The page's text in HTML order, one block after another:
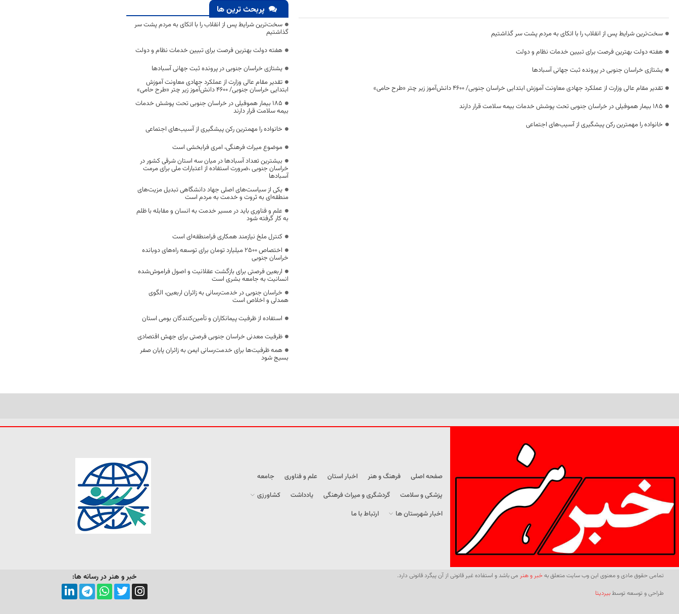
سخت‌ترین شرایط پس از انقلاب را با اتکای به مردم پشت سر گذاشتیم
هفته دولت بهترین فرصت برای تبیین خدمات نظام و دولت
یشتازی خراسان جنوبی در پرونده ثبت جهانی آسبادها
تقدیر مقام عالی وزارت از عملکرد جهادی معاونت آموزش ابتدایی خراسان جنوبی/ ۴۶۰۰ دانش‌آموز زیر چتر «طرح حامی»
۱۸۵ بیمار هموفیلی در خراسان جنوبی تحت پوشش خدمات بیمه سلامت قرار دارند
خانواده را مهمترین رکن پیشگیری از آسیب‌های اجتماعی
پربحث ترین ها
سخت‌ترین شرایط پس از انقلاب را با اتکای به مردم پشت سر
گذاشتیم
هفته دولت بهترین فرصت برای تبیین خدمات نظام و دولت
یشتازی خراسان جنوبی در پرونده ثبت جهانی آسبادها
تقدیر مقام عالی وزارت از عملکرد جهادی معاونت آموزش
ابتدایی خراسان جنوبی/ ۴۶۰۰ دانش‌آموز زیر چتر «طرح حامی»
۱۸۵ بیمار هموفیلی در خراسان جنوبی تحت پوشش خدمات
بیمه سلامت قرار دارند
خانواده را مهمترین رکن پیشگیری از آسیب‌های اجتماعی
موضوع میراث فرهنگی، امری فرابخشی است
بیشترین تعداد آسبادها در میان سه استان شرقی کشور در
خراسان جنوبی ،ضرورت استفاده از اعتبارات ملی برای مرمت
آسبادها
یکی از سیاست‌های اصلی جهاد دانشگاهی تبدیل مزیت‌های
منطقه‌ای به ثروت و خدمت به مردم است
علم و فناوری باید در مسیر خدمت به انسان و مقابله با ظلم
به کار گرفته شود
کنترل ملخ نیازمند همکاری فرامنطقه‌ای است
اختصاص 2500 میلیارد تومان برای توسعه راه‌های دوبانده
خراسان جنوبی
اربعین فرصتی برای بازگشت عقلانیت و اصول فراموش‌شده
انسانیت به جامعه بشری است
خراسان جنوبی در خدمت‌رسانی به زائران اربعین، الگوی
همدلی و اخلاص است
استفاده از ظرفیت پیمانکاران و تأمین‌کنندگان بومی استان
ظرفیت معدنی خراسان جنوبی فرصتی برای جهش اقتصادی
همه ظرفیت‌ها برای خدمت‌رسانی ایمن به زائران پایان صفر
بسیج شود
صفحه اصلی فرهنگ و هنر اخبار استان علم و فناوری
جامعه
پزشکی و سلامت
گردشگری و میراث فرهنگی یادداشت
کشاورزی
اخبار شهرستان ها
ارتباط با ما
تمامی حقوق مادی و معنوی این وب سایت متعلق بهخبر و هنر می باشد و استفاده غیر قانونی از آن پیگرد قانونی دارد.
طراحی و توسعه توسطبیردیتا
خبر و هنر در رسانه ها: